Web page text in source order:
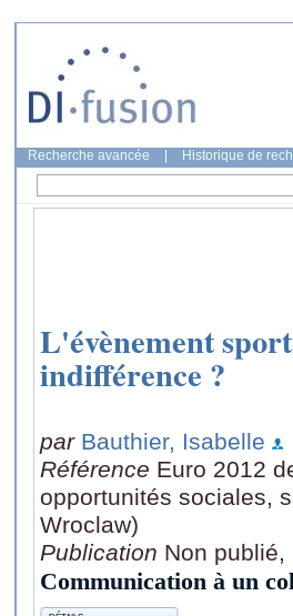
Recherche avancée Historique de
L'évènement
indifférence ?
par Bauthier, Isabelle
Référence Euro 2012
opportunités sociales,
Wroclaw)
Publication Non publié,
Communication à un